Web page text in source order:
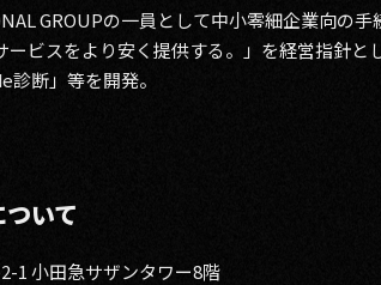
GROUPの一員として中小零細企業向の
ービスをより安く提供する。」を経営指針
断」等を開発。
いて
1 小田急サザンタワー8階